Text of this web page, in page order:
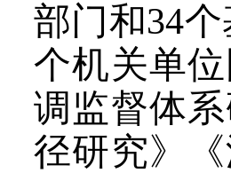
部门和34
个机关单位
调监督体
径研究》